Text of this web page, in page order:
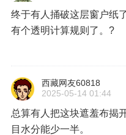
终于有人捅破这层窗户纸
有个透明计算规则了。?
西藏网友60818
2025-05-14 01:44
总算有人把这块遮羞布揭
目水分能少一半。